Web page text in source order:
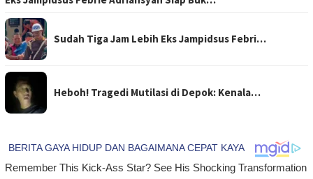
Sudah Tiga Jam Lebih Eks Jampidsus Febri…
Heboh! Tragedi Mutilasi di Depok: Kenala…